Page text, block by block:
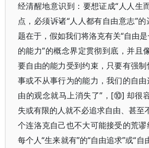
经清醒地意识到：要想证成“人人生
点，必须诉诸“人人都有自由意志”
题在于，假如我们将洛克有关“自由
的能力”的概念界定贯彻到底，并且
要自由的能力受到约束，只要有强
事或不从事行为的能力，我们的自
由的观念就马上消失了”，[⑩] 却很
失或有限的人就不必追求自由、甚至
个连洛克自己也不大可能接受的荒谬
每个人“生来就有”的“自由追求”或“自